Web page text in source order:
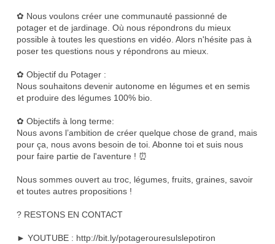
✿ Nous voulons créer une communauté passionné de
potager et de jardinage. Où nous répondrons du mieux
possible à toutes les questions en vidéo. Alors n'hésite pas à
poser tes questions nous y répondrons au mieux.
✿ Objectif du Potager :
Nous souhaitons devenir autonome en légumes et en semis
et produire des légumes 100% bio.
✿ Objectifs à long terme:
Nous avons l’ambition de créer quelque chose de grand, mais
pour ça, nous avons besoin de toi. Abonne toi et suis nous
pour faire partie de l'aventure ! ⏰
Nous sommes ouvert au troc, légumes, fruits, graines, savoir
et toutes autres propositions !
? RESTONS EN CONTACT
► YOUTUBE : http://bit.ly/potagerouresulslepotiron